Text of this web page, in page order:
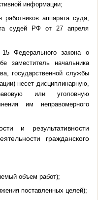
информации;
аппарата суда,
судей РФ от 27 апреля
Федерального закона о
заместитель начальника
государственной службы
несет дисциплинарную,
или уголовную
им неправомерного
и результативности
гражданского
объем работ);
поставленных целей);